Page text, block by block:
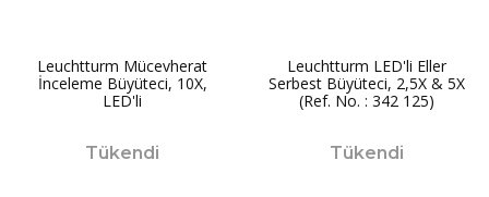
Leuchtturm Mücevherat
İnceleme Büyüteci, 10X,
LED'li
Tükendi
Leuchtturm LED'li Eller
Serbest Büyüteci, 2,5X & 5X
(Ref. No. : 342 125)
Tükendi